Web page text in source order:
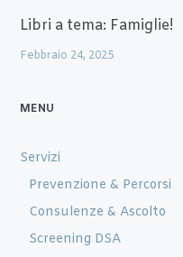
Libri a tema: Famiglie!
Febbraio 24, 2025
MENU
Servizi
Prevenzione & Percorsi
Consulenze & Ascolto
Screening DSA